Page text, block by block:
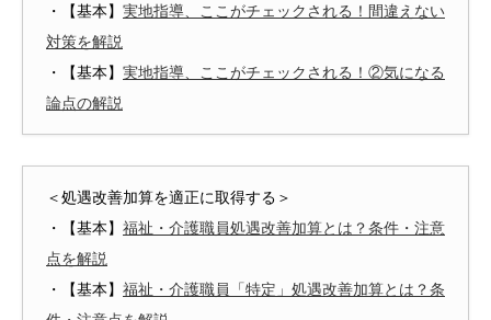
・【基本】 実地指導、ここがチェックされる！間違えない
対策を解説
・【基本】 実地指導、ここがチェックされる！②気になる
論点の解説
＜処遇改善加算を適正に取得する＞
・【基本】 福祉・介護職員処遇改善加算とは？条件・注意
点を解説
・【基本】 福祉・介護職員「特定」処遇改善加算とは？条